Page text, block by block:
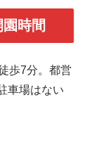
時間
歩7分。都営
車場はない